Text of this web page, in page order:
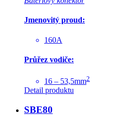
Jmenovitý proud:
160A
Průřez vodiče:
16 – 53,5mm2
Detail produktu
SBE80